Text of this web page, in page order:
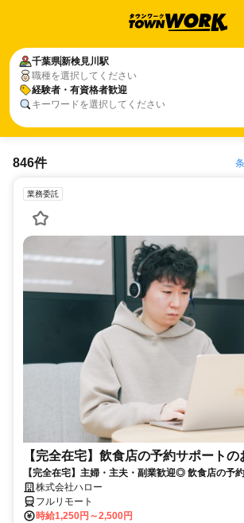
千葉県新検見川駅
職種を選択してください
経験者・有資格者歓迎
キーワードを選択してください
846件
業務委託
【完全在宅】飲食店の予約サポートの
【完全在宅】主婦・主夫・副業歓迎◎ 飲食店の予
株式会社ハロー
フルリモート
時給1,250円～2,500円